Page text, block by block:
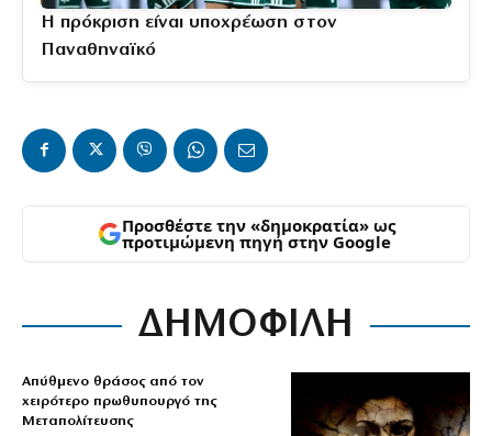
Η πρόκριση είναι υποχρέωση στον
Παναθηναϊκό
Προσθέστε την «δημοκρατία» ως
προτιμώμενη πηγή στην Google
ΔΗΜΟΦΙΛΗ
Απύθμενο θράσος από τον
χειρότερο πρωθυπουργό της
Μεταπολίτευσης